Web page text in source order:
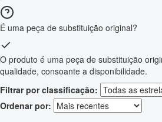
É uma peça de substituição original?
O produto é uma peça de substituição
qualidade, consoante a disponibilidade.
Filtrar por classificação:
Ordenar por: